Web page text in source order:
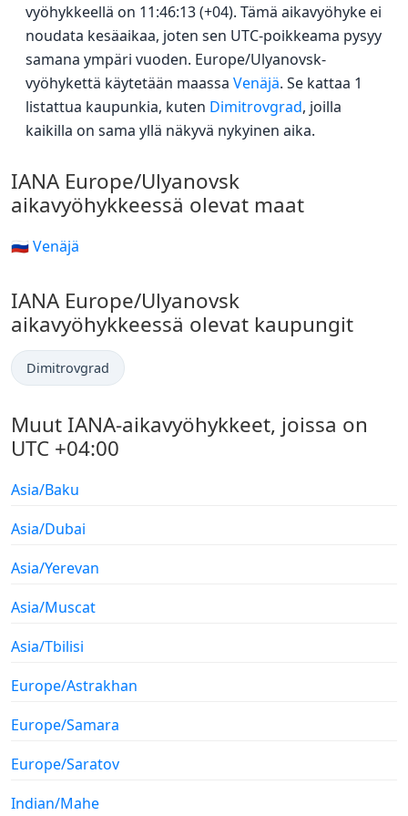
vyöhykkeellä on 11:46:13 (+04). Tämä aikavyöhyke ei
noudata kesäaikaa, joten sen UTC-poikkeama pysyy
samana ympäri vuoden. Europe/Ulyanovsk-
vyöhykettä käytetään maassa Venäjä. Se kattaa 1
listattua kaupunkia, kuten Dimitrovgrad, joilla
kaikilla on sama yllä näkyvä nykyinen aika.
IANA Europe/Ulyanovsk
aikavyöhykkeessä olevat maat
🇷🇺 Venäjä
IANA Europe/Ulyanovsk
aikavyöhykkeessä olevat kaupungit
Dimitrovgrad
Muut IANA-aikavyöhykkeet, joissa on
UTC +04:00
Asia/Baku
Asia/Dubai
Asia/Yerevan
Asia/Muscat
Asia/Tbilisi
Europe/Astrakhan
Europe/Samara
Europe/Saratov
Indian/Mahe